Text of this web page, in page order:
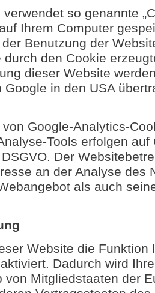
so genannte
Ihrem Computer
Benutzung der
durch den Cookie
dieser Website
Google in den USA
Google-Analytics-
Tools erfolgen auf
Der
an der Analyse des
als auch
Website die Funktion
Dadurch wird
von Mitgliedstaaten der